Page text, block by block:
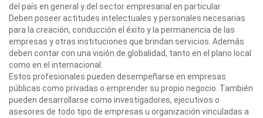
del país en general y del sector empresarial en particular.
Deben poseer actitudes intelectuales y personales necesarias
para la creación, conducción el éxito y la permanencia de las
empresas y otras instituciones que brindan servicios. Además
deben contar con una visión de globalidad, tanto en el plano local
como en el internacional.
Estos profesionales pueden desempeñarse en empresas
públicas como privadas o emprender su propio negocio. También
pueden desarrollarse como investigadores, ejecutivos o
asesores de todo tipo de empresas u organización vinculadas a